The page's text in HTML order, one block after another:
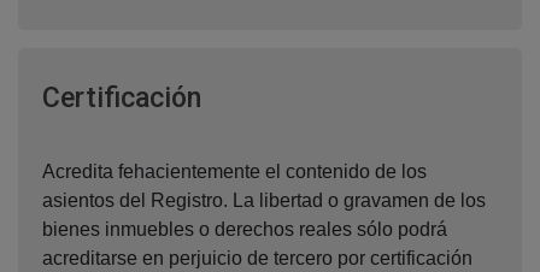
Certificación
Acredita fehacientemente el contenido de los
asientos del Registro. La libertad o gravamen de los
bienes inmuebles o derechos reales sólo podrá
acreditarse en perjuicio de tercero por certificación